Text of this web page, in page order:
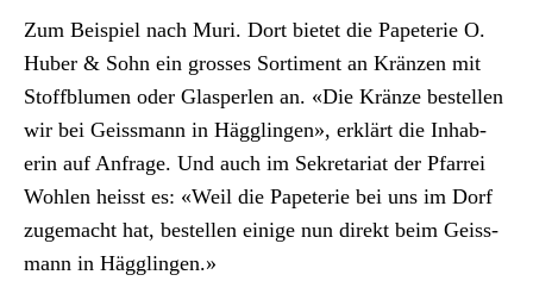
Zum Beispiel nach Muri. Dort bietet die Papeterie O.
Huber & Sohn ein gross­es Sor­ti­ment an Kränzen mit
Stoff­blu­men oder Glasperlen an. «Die Kränze bestellen
wir bei Geiss­mann in Häg­glin­gen», erk­lärt die Inhab­
erin auf Anfrage. Und auch im Sekre­tari­at der Pfar­rei
Wohlen heisst es: «Weil die Papeterie bei uns im Dorf
zugemacht hat, bestellen einige nun direkt beim Geiss­
mann in Häg­glin­gen.»